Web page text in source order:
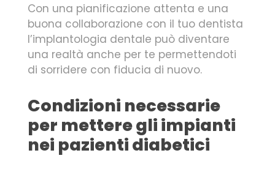
Con una pianificazione attenta e una
buona collaborazione con il tuo dentista
l’implantologia dentale può diventare
una realtà anche per te permettendoti
di sorridere con fiducia di nuovo.
Condizioni necessarie
per mettere gli impianti
nei pazienti diabetici